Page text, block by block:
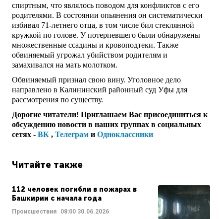
спиртным, что являлось поводом для конфликтов с его
родителями. В состоянии опьянения он систематически
избивал 71-летнего отца, в том числе бил стеклянной
кружкой по голове. У потерпевшего были обнаружены
множественные ссадины и кровоподтеки. Также
обвиняемый угрожал убийством родителям и
замахивался на мать молотком.
Обвиняемый признал свою вину. Уголовное дело
направлено в Калининский районный суд Уфы для
рассмотрения по существу.
Дорогие читатели! Приглашаем Вас присоединиться к
обсуждению новости в наших группах в социальных
сетях - ВК , Телеграм и Одноклассники
Читайте также
112 человек погибли в пожарах в
Башкирии с начала года
Происшествия 08:00 30.06.2026